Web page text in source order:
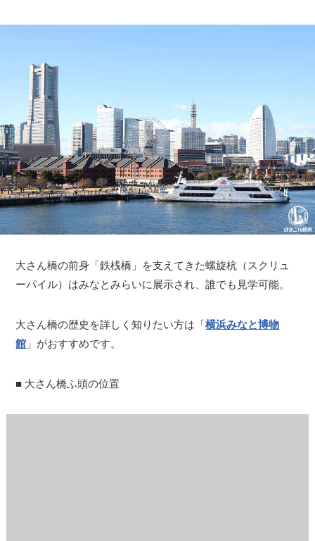
大さん橋の前身「鉄桟橋」を支えてきた螺旋杭（スクリュ
ーパイル）はみなとみらいに展示され、誰でも見学可能。
大さん橋の歴史を詳しく知りたい方は「横浜みなと博物
館 」がおすすめです。
■ 大さん橋ふ頭の位置